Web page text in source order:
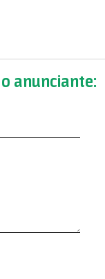
anunciante: